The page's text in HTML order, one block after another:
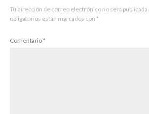
Tu dirección de correo electrónico no será publicada.
obligatorios están marcados con *
Comentario*